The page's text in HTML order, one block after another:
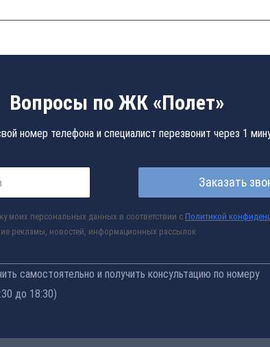
Вопросы по ЖК «Полет»
номер телефона и специалист перезвонит через 1
Заказать
моих персональных данных в соответствии с Политикой
рекламы, новостей, информационных рассылок
самостоятельно и получить консультацию по номеру
до 18:30)